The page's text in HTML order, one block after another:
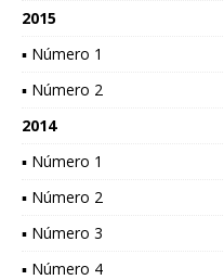
2015
▪ Número 1
▪ Número 2
2014
▪ Número 1
▪ Número 2
▪ Número 3
▪ Número 4